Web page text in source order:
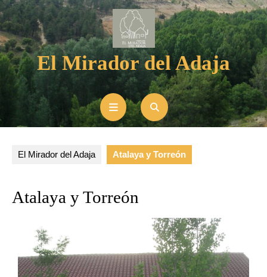
El Mirador del Adaja
El Mirador del Adaja Atalaya y Torreón
Atalaya y Torreón